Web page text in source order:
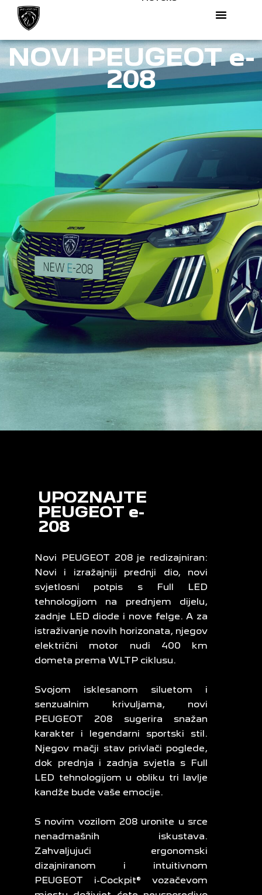
NOVI PEUGEOT e-
208
UPOZNAJTE
PEUGEOT e-
208
Novi PEUGEOT 208 je redizajniran:
Novi i izražajniji prednji dio, novi
svjetlosni potpis s Full LED
tehnologijom na prednjem dijelu,
zadnje LED diode i nove felge. A za
istraživanje novih horizonata, njegov
električni motor nudi 400 km
dometa prema WLTP ciklusu.
Svojom isklesanom siluetom i
senzualnim krivuljama, novi
PEUGEOT 208 sugerira snažan
karakter i legendarni sportski stil.
Njegov mačji stav privlači poglede,
dok prednja i zadnja svjetla s Full
LED tehnologijom u obliku tri lavlje
kandže bude vaše emocije.
S novim vozilom 208 uronite u srce
nenadmašnih iskustava.
Zahvaljujući ergonomski
dizajniranom i intuitivnom
PEUGEOT i-Cockpit® vozačevom